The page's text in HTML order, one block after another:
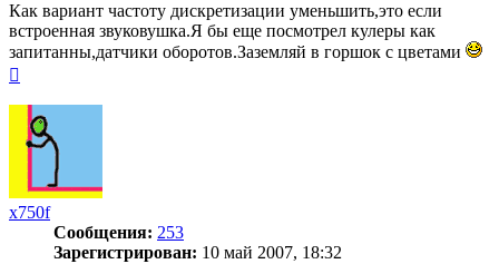
Как вариант частоту дискретизации уменьшить,это если
встроенная звуковушка.Я бы еще посмотрел кулеры как
запитанны,датчики оборотов.Заземляй в горшок с цветами
началу
x750f
Сообщения: 253
Зарегистрирован: 10 май 2007, 18:32